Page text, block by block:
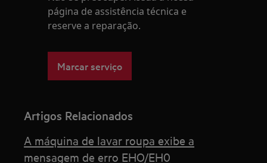
página de assistência técnica e
reserve a reparação.
Marcar serviço
Artigos Relacionados
A máquina de lavar roupa exibe a
mensagem de erro EHO/EH0